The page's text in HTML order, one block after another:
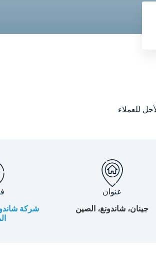
للعملاء
عنوان
جينان، شاندونغ، الصين
شركة